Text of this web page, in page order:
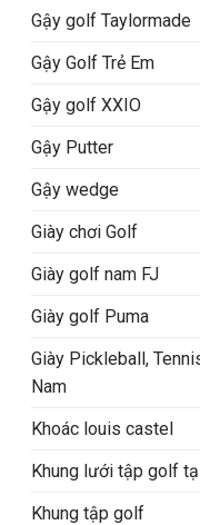
Gậy golf Taylormade
Gậy Golf Trẻ Em
Gậy golf XXIO
Gậy Putter
Gậy wedge
Giày chơi Golf
Giày golf nam FJ
Giày golf Puma
Giày Pickleball,
Nam
Khoác louis castel
Khung lưới tập golf
Khung tập golf